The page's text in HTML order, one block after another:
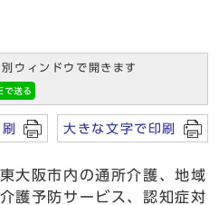
ウィンドウで開きます
大きな文字で印刷
大阪市内の通所介護、地域
護予防サービス、認知症対